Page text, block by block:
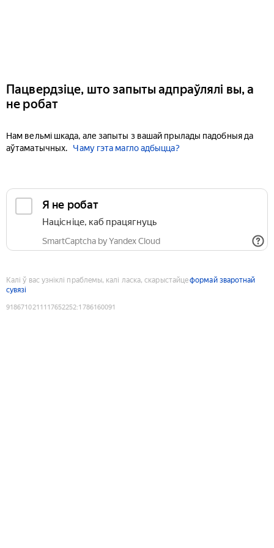
Пацвердзіце, што запыты адпраўлялі вы, а
не робат
Нам вельмі шкада, але запыты з вашай прылады падобныя да
аўтаматычных.
Чаму гэта магло адбыцца?
Я не робат
Націсніце, каб працягнуць
SmartCaptcha by Yandex Cloud
Калі ў вас узніклі праблемы, калі ласка, скарыстайцеформай зваротнай
сувязі
9186710211117652252:1786160091